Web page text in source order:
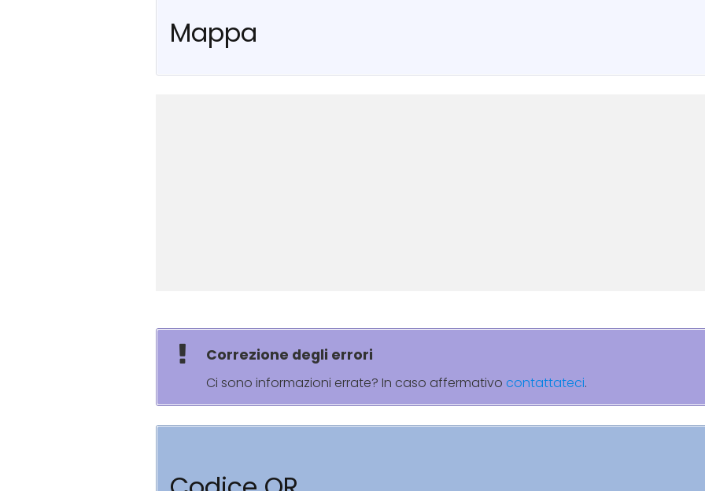
Mappa
Correzione degli errori
Ci sono informazioni errate? In caso affermativo contattateci.